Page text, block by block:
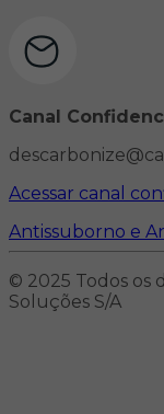
Canal
Acessar canal
Antissuborno e
© 2025 Todos os
Soluções S/A